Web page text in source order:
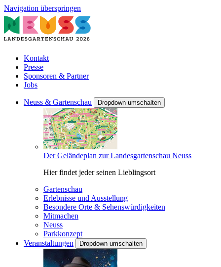
Navigation überspringen
Kontakt
Presse
Sponsoren & Partner
Jobs
Neuss & Gartenschau Dropdown umschalten
Der Geländeplan zur Landesgartenschau Neuss
Hier findet jeder seinen Lieblingsort
Gartenschau
Erlebnisse und Ausstellung
Besondere Orte & Sehenswürdigkeiten
Mitmachen
Neuss
Parkkonzept
Veranstaltungen
Dropdown umschalten